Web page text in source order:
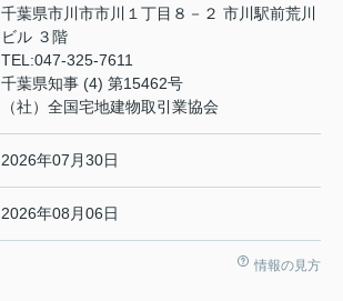
千葉県市川市市川１丁目８－２ 市川駅前荒川
ビル ３階
TEL:047-325-7611
千葉県知事 (4) 第15462号
（社）全国宅地建物取引業協会
2026年07月30日
2026年08月06日
情報の見方